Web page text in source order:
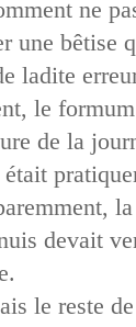
ne
une bêtise
ladite
le
de la
devait
le reste